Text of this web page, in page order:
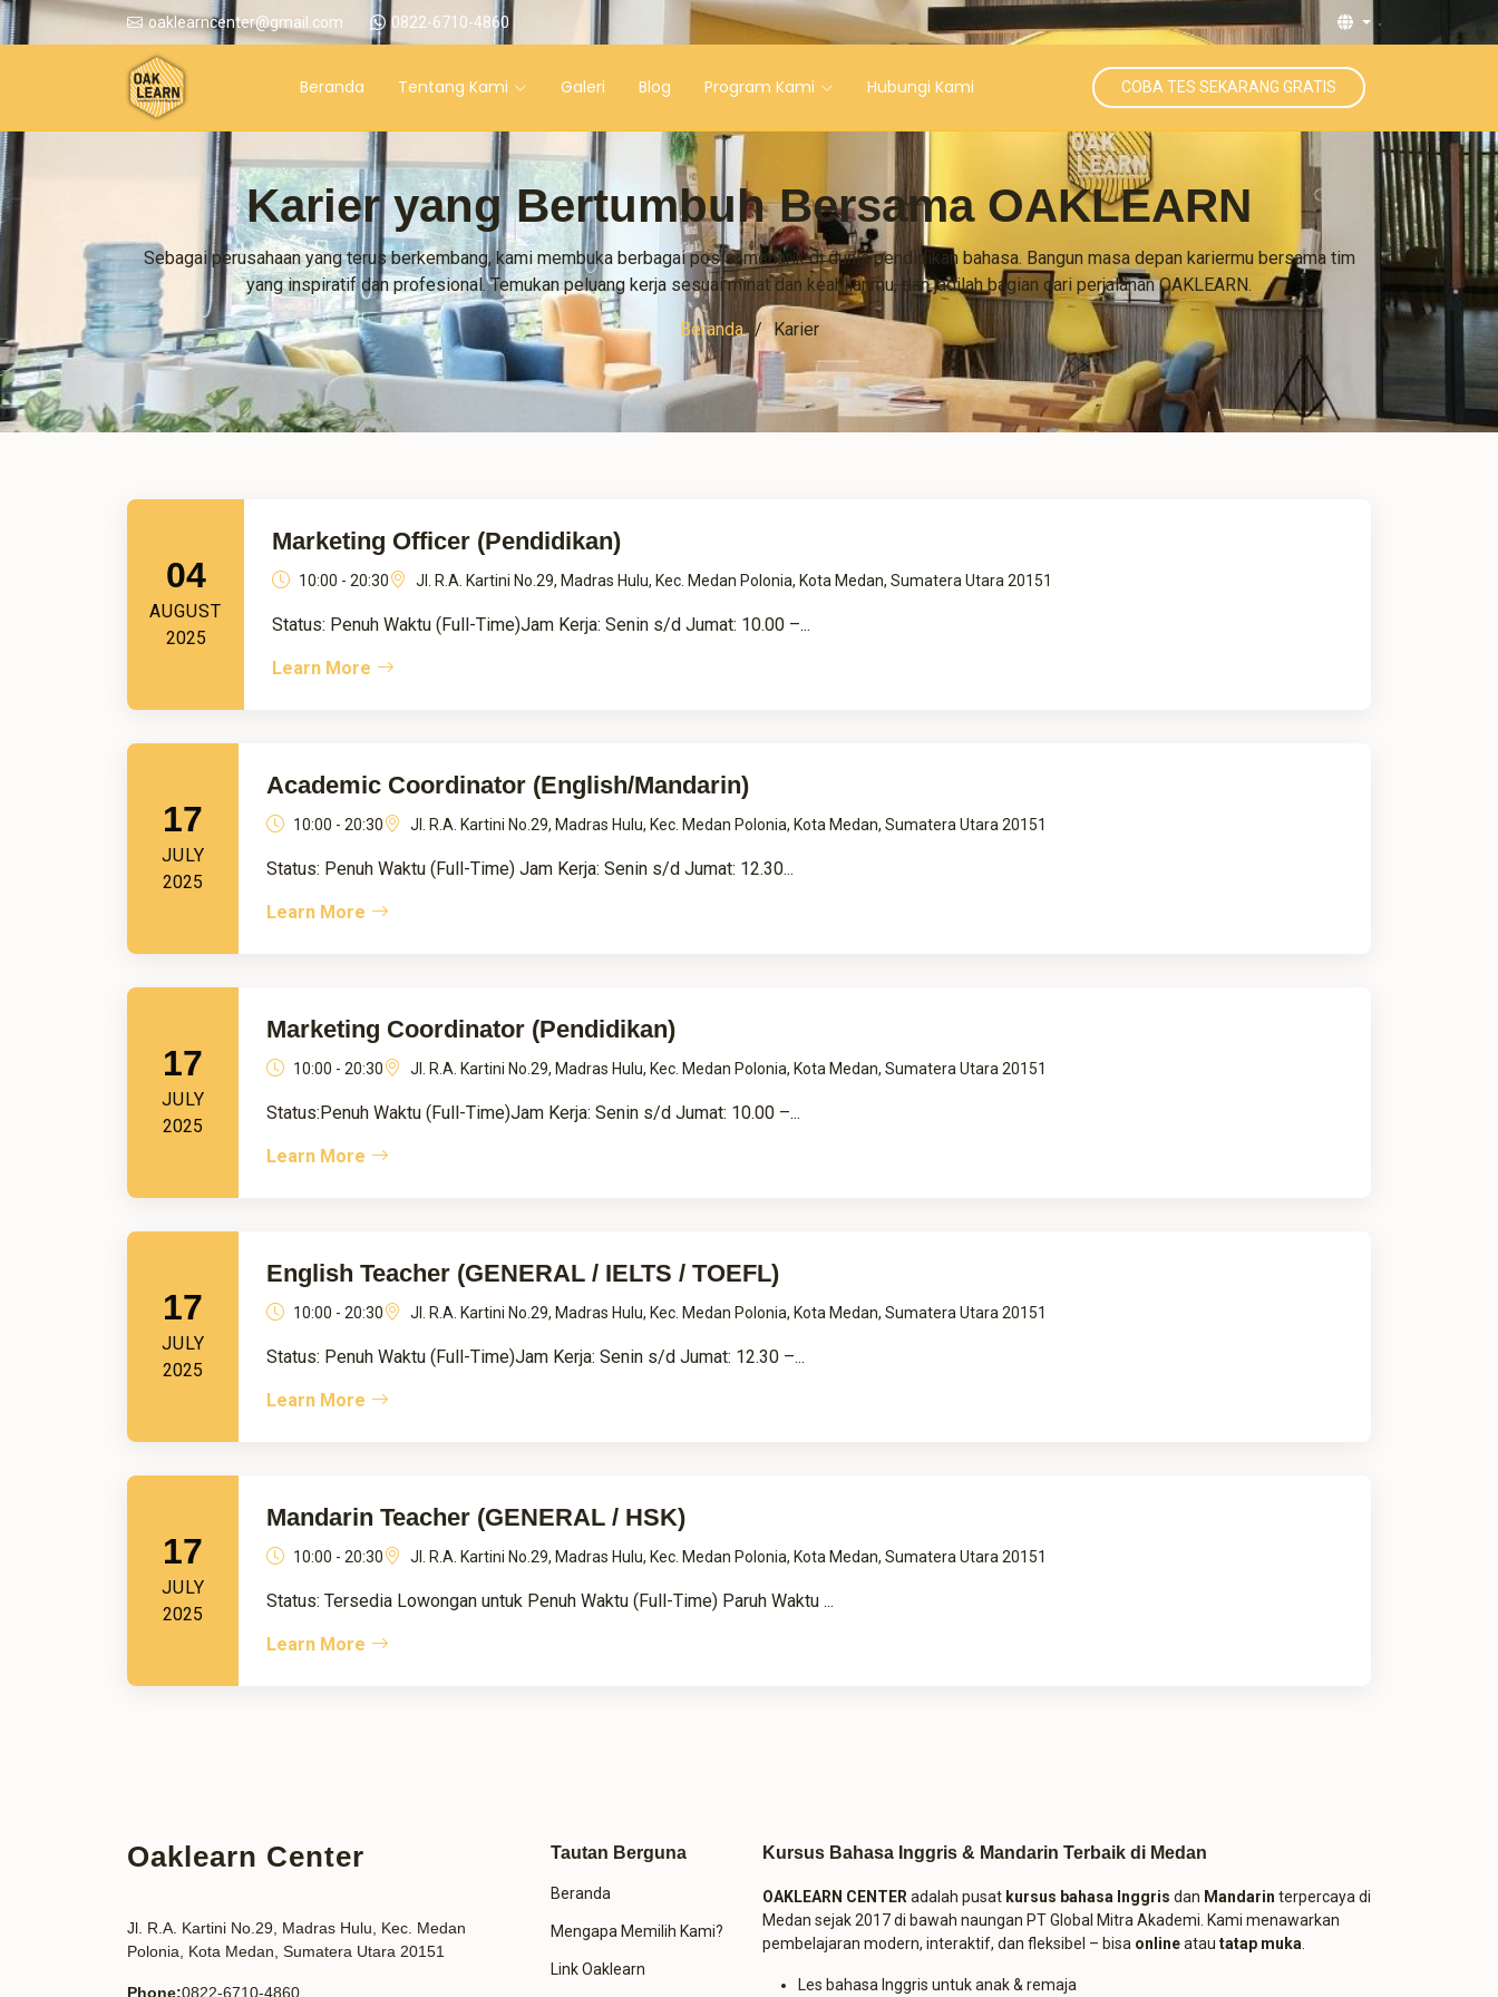
oaklearncenter@gmail.com 0822-6710-4860
Select Language
Beranda Tentang Kami Galeri Blog Program Kami Hubungi Kami COBA TES SEKARANG GRATIS
Karier yang Bertumbuh Bersama OAKLEARN
Sebagai perusahaan yang terus berkembang, kami membuka berbagai posisi menarik di dunia pendidikan bahasa. Bangun masa depan kariermu bersama tim
yang inspiratif dan profesional. Temukan peluang kerja sesuai minat dan keahlianmu, dan jadilah bagian dari perjalanan OAKLEARN.
Beranda Karier
04
AUGUST
2025
Marketing Officer (Pendidikan)
10:00 - 20:30 Jl. R.A. Kartini No.29, Madras Hulu, Kec. Medan Polonia, Kota Medan, Sumatera Utara 20151
Status: Penuh Waktu (Full-Time)Jam Kerja: Senin s/d Jumat: 10.00 –...
Learn More
17
JULY
2025
Academic Coordinator (English/Mandarin)
10:00 - 20:30 Jl. R.A. Kartini No.29, Madras Hulu, Kec. Medan Polonia, Kota Medan, Sumatera Utara 20151
Status: Penuh Waktu (Full-Time) Jam Kerja: Senin s/d Jumat: 12.30...
Learn More
17
JULY
2025
Marketing Coordinator (Pendidikan)
10:00 - 20:30 Jl. R.A. Kartini No.29, Madras Hulu, Kec. Medan Polonia, Kota Medan, Sumatera Utara 20151
Status:Penuh Waktu (Full-Time)Jam Kerja: Senin s/d Jumat: 10.00 –...
Learn More
17
JULY
2025
English Teacher (GENERAL / IELTS / TOEFL)
10:00 - 20:30 Jl. R.A. Kartini No.29, Madras Hulu, Kec. Medan Polonia, Kota Medan, Sumatera Utara 20151
Status: Penuh Waktu (Full-Time)Jam Kerja: Senin s/d Jumat: 12.30 –...
Learn More
17
JULY
2025
Mandarin Teacher (GENERAL / HSK)
10:00 - 20:30 Jl. R.A. Kartini No.29, Madras Hulu, Kec. Medan Polonia, Kota Medan, Sumatera Utara 20151
Status: Tersedia Lowongan untuk Penuh Waktu (Full-Time) Paruh Waktu ...
Learn More
Oaklearn Center
Jl. R.A. Kartini No.29, Madras Hulu, Kec. Medan
Polonia, Kota Medan, Sumatera Utara 20151
Phone:0822-6710-4860
Tautan Berguna
Beranda
Mengapa Memilih Kami?
Link Oaklearn
Kursus Bahasa Inggris & Mandarin Terbaik di Medan
OAKLEARN CENTER adalah pusat kursus bahasa Inggris dan Mandarin terpercaya di
Medan sejak 2017 di bawah naungan PT Global Mitra Akademi. Kami menawarkan
pembelajaran modern, interaktif, dan fleksibel – bisa onlineatau tatap muka
Les bahasa Inggris untuk anak & remaja